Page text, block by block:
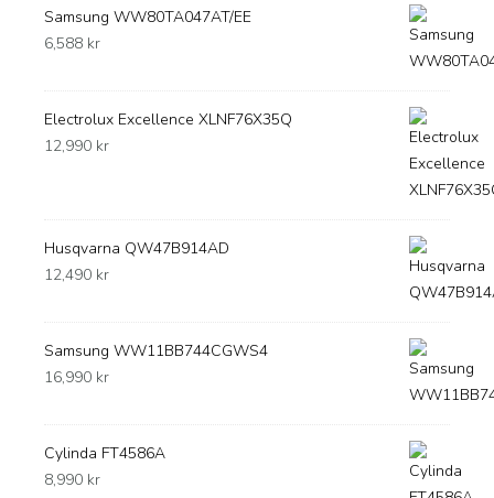
Samsung WW80TA047AT/EE
6,588 kr
Electrolux Excellence XLNF76X35Q
12,990 kr
Husqvarna QW47B914AD
12,490 kr
Samsung WW11BB744CGWS4
16,990 kr
Cylinda FT4586A
8,990 kr